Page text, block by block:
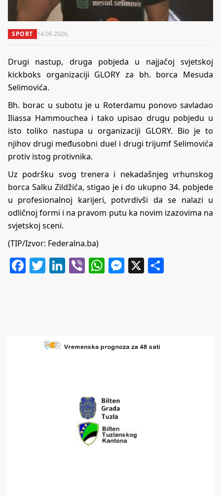
SPORT 14.06.2026.
Drugi nastup, druga pobjeda u najjačoj svjetskoj
kickboks organizaciji GLORY za bh. borca Mesuda
Selimovića.
Bh. borac u subotu je u Roterdamu ponovo savladao
Iliassa Hammouchea i tako upisao drugu pobjedu u
isto toliko nastupa u organizaciji GLORY. Bio je to
njihov drugi međusobni duel i drugi trijumf Selimovića
protiv istog protivnika.
Uz podršku svog trenera i nekadašnjeg vrhunskog
borca Salku Zildžića, stigao je i do ukupno 34. pobjede
u profesionalnoj karijeri, potvrdivši da se nalazi u
odličnoj formi i na pravom putu ka novim izazovima na
svjetskoj sceni.
(TIP/Izvor: Federalna.ba)
Facebook
Twitter
LinkedIn
ViberWhatsApp
Messenger
X